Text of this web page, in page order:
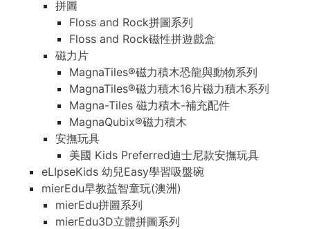
拼圖
Floss and Rock拼圖系列
Floss and Rock磁性拼遊戲盒
磁力片
MagnaTiles®磁力積木恐龍與動物系列
MagnaTiles®磁力積木16片磁力積木系列
Magna-Tiles 磁力積木-補充配件
MagnaQubix®磁力積木
安撫玩具
美國 Kids Preferred迪士尼款安撫玩具
eLIpseKids 幼兒Easy學習吸盤碗
mierEdu早教益智童玩(澳洲)
mierEdu拼圖系列
mierEdu3D立體拼圖系列